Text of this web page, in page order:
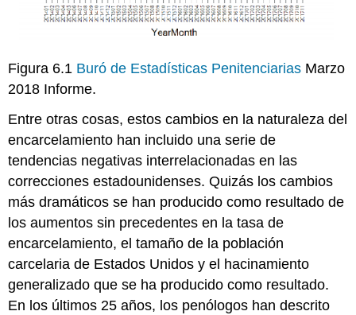
Figura 6.1 Buró de Estadísticas Penitenciarias Marzo
2018 Informe.
Entre otras cosas, estos cambios en la naturaleza del
encarcelamiento han incluido una serie de
tendencias negativas interrelacionadas en las
correcciones estadounidenses. Quizás los cambios
más dramáticos se han producido como resultado de
los aumentos sin precedentes en la tasa de
encarcelamiento, el tamaño de la población
carcelaria de Estados Unidos y el hacinamiento
generalizado que se ha producido como resultado.
En los últimos 25 años, los penólogos han descrito